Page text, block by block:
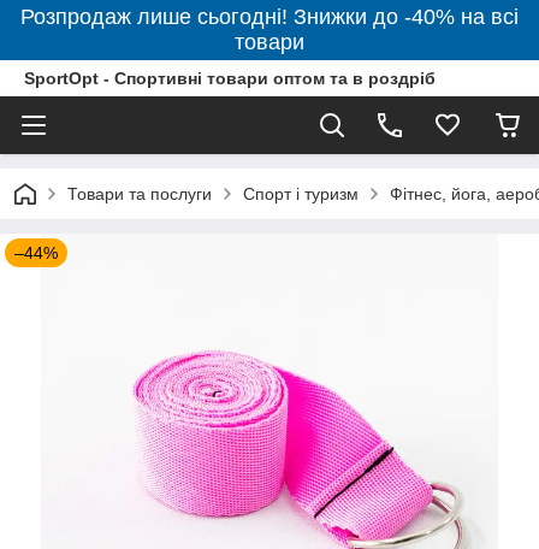
Розпродаж лише сьогодні! Знижки до -40% на всі
товари
SportOpt - Спортивні товари оптом та в роздріб
Товари та послуги Спорт і туризм Фітнес, йога,
–44%